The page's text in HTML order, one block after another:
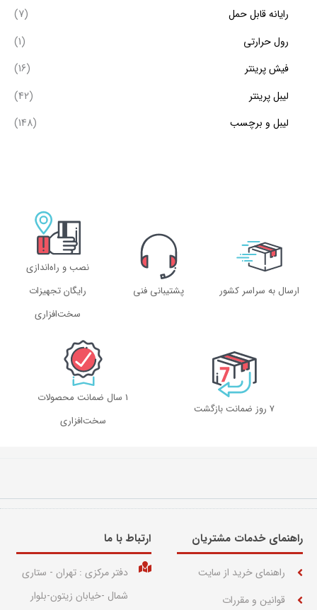
رایانه قابل حمل
(7)
رول حرارتی
(1)
فیش پرینتر
(16)
لیبل پرینتر
(42)
لیبل و برچسب
(148)
ارسال به سراسر کشور پشتیبانی فنی
نصب و راه‌اندازی
رایگان تجهیزات
سخت‌افزاری
۷ روز ضمانت بازگشت
1 سال ضمانت محصولات
سخت‌افزاری
راهنمای خدمات مشتریان
راهنمای خرید از سایت
قوانین و مقررات
ارتباط با ما​
دفتر مرکزی : تهران - ستاری
شمال -خیابان زیتون-بلوار